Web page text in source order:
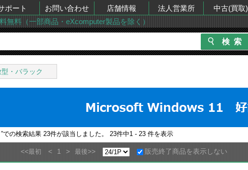
ポート お問い合わせ 店舗情報 法人営業所 中古(買取)
無料（一部商品・eXcomputer製品を除く）
型・バラック
”での検索結果 23件が該当しました。 23件中1 - 23 件を表示
<<最初 < 1 > 最後>> 販売終了商品を表示しない